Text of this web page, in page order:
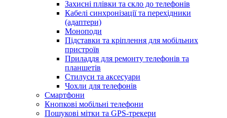
Захисні плівки та скло до телефонів
Кабелі синхронізації та перехідники
(адаптери)
Моноподи
Підставки та кріплення для мобільних
пристроїв
Приладдя для ремонту телефонів та
планшетів
Стилуси та аксесуари
Чохли для телефонів
Смартфони
Кнопкові мобільні телефони
Пошукові мітки та GPS-трекери